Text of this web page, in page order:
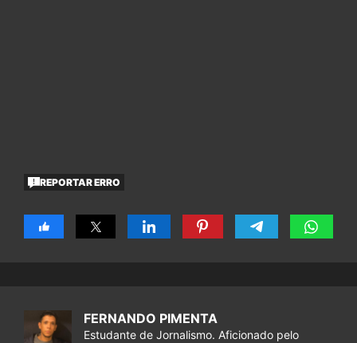
REPORTAR ERRO
FERNANDO PIMENTA
Estudante de Jornalismo. Aficionado pelo